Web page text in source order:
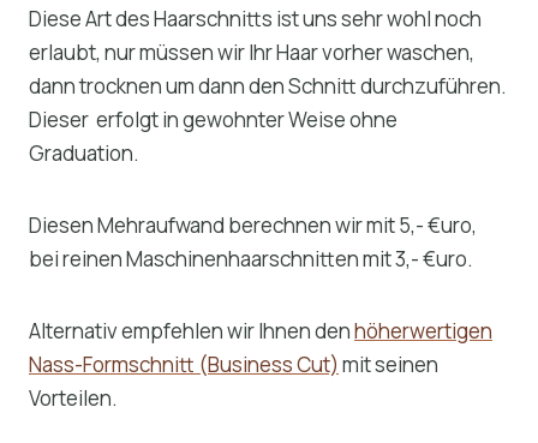
Diese Art des Haarschnitts ist uns sehr wohl noch
erlaubt, nur müssen wir Ihr Haar vorher waschen,
dann trocknen um dann den Schnitt durchzuführen.
Dieser erfolgt in gewohnter Weise ohne
Graduation.
Diesen Mehraufwand berechnen wir mit 5,- €uro,
bei reinen Maschinenhaarschnitten mit 3,- €uro.
Alternativ empfehlen wir Ihnen denhöherwertigen
Nass-Formschnitt (Business Cut) mit seinen
Vorteilen.